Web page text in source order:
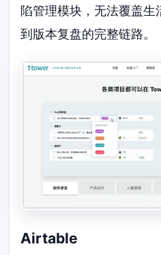
陷管理模块，无法覆盖
到版本复盘的完整链路。
Airtable